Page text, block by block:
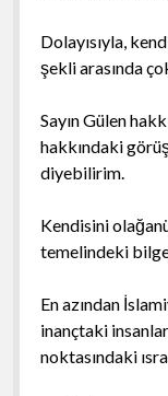
Dolayısıyla,
şekli arasında
Sayın Gülen
hakkındaki
diyebilirim.
Kendisini
temelindeki
En azından
inançtaki
noktasındaki